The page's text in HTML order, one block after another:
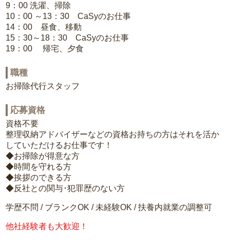
9：00 洗濯、掃除
10：00 ～13：30 CaSyのお仕事
14：00 昼食、移動
15：30～18：30 CaSyのお仕事
19：00 帰宅、夕食
職種
お掃除代行スタッフ
応募資格
資格不要
整理収納アドバイザーなどの資格お持ちの方はそれを活か
していただけるお仕事です！
◆お掃除が得意な方
◆時間を守れる方
◆挨拶のできる方
◆反社との関与･犯罪歴のない方
学歴不問 / ブランクOK / 未経験OK / 扶養内就業の調整可
他社経験者も大歓迎！